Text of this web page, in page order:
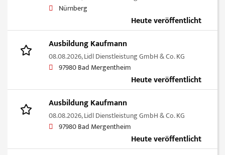
Nürnberg
Heute veröffentlicht
Ausbildung Kaufmann
08.08.2026,Lidl Dienstleistung GmbH & Co. KG
97980 Bad Mergentheim
Heute veröffentlicht
Ausbildung Kaufmann
08.08.2026,Lidl Dienstleistung GmbH & Co. KG
97980 Bad Mergentheim
Heute veröffentlicht